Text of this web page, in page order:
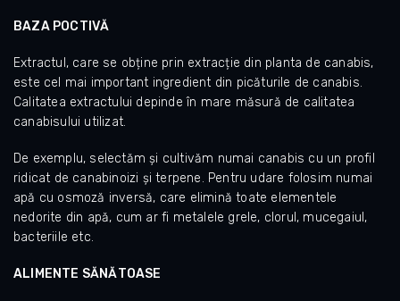
BAZA POCTIVĂ
Extractul, care se obține prin extracție din planta de canabis,
este cel mai important ingredient din picăturile de canabis.
Calitatea extractului depinde în mare măsură de calitatea
canabisului utilizat.
De exemplu, selectăm și cultivăm numai canabis cu un profil
ridicat de canabinoizi și terpene. Pentru udare folosim numai
apă cu osmoză inversă, care elimină toate elementele
nedorite din apă, cum ar fi metalele grele, clorul, mucegaiul,
bacteriile etc.
ALIMENTE SĂNĂTOASE